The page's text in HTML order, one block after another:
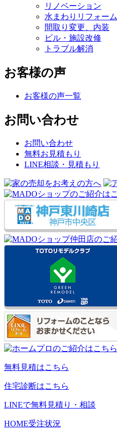
リノベーション
水まわりリフォーム
間取り変更、内装
ビル・施設改修
トラブル解消
お客様の声
お客様の声一覧
お問い合わせ
お問い合わせ
無料お見積もり
LINE相談・見積もり
無料見積はこちら
住宅診断はこちら
LINEで無料見積り・相談
HOME受注状況